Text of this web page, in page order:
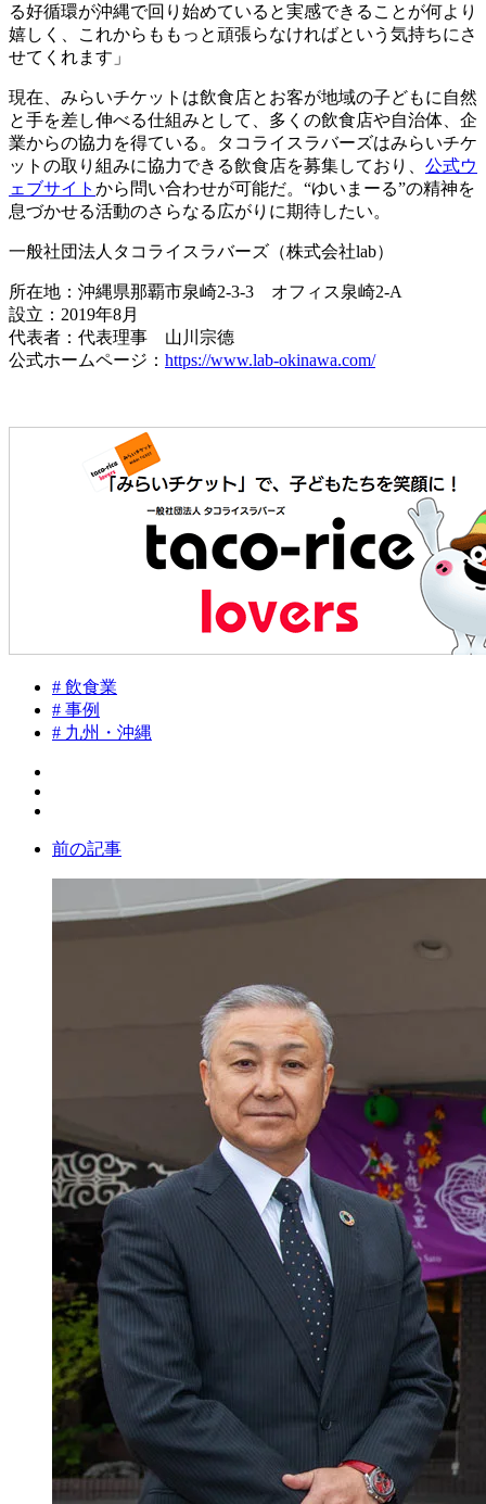
る好循環が沖縄で回り始めていると実感できることが何より
嬉しく、これからももっと頑張らなければという気持ちにさ
せてくれます」
現在、みらいチケットは飲食店とお客が地域の子どもに自然
と手を差し伸べる仕組みとして、多くの飲食店や自治体、企
業からの協力を得ている。タコライスラバーズはみらいチケ
ットの取り組みに協力できる飲食店を募集しており、 公式ウ
ェブサイト から問い合わせが可能だ。“ゆいまーる”の精神を
息づかせる活動のさらなる広がりに期待したい。
一般社団法人タコライスラバーズ（株式会社lab）
所在地：沖縄県那覇市泉崎2-3-3 オフィス泉崎2-A
設立：2019年8月
代表者：代表理事 山川宗德
公式ホームページ： https://www.lab-okinawa.com/
# 飲食業
# 事例
# 九州・沖縄
前の記事